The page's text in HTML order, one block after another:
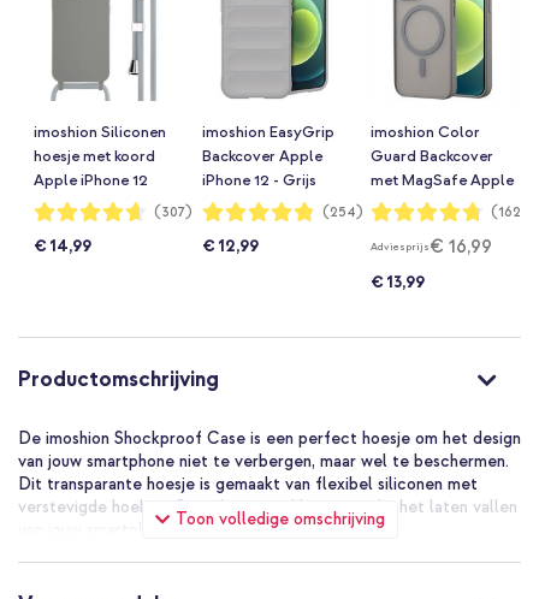
imoshion Siliconen
hoesje met koord
Apple iPhone 12
(Pro) - Lichtgrijs
Waardering:
93%
(307)
€ 14,99
imoshion EasyGrip
Backcover Apple
iPhone 12 - Grijs
Waardering:
96%
(254)
€ 12,99
imoshion Color
Guard Backcover
met MagSafe Apple
iPhone 12 (Pro) -
Waardering:
95%
(162)
Adviesprijs€ 16,99
€ 13,99
Productomschrijving
Toon volledige omschrijving
De imoshion Shockproof Case is een perfect hoesje om het design
van jouw smartphone niet te verbergen, maar wel te beschermen.
Dit transparante hoesje is gemaakt van flexibel siliconen met
verstevigde hoeken. Geen hartverzakking meer bij het laten vallen
van jouw smartphone.
Goede bescherming door verstevigde hoeken